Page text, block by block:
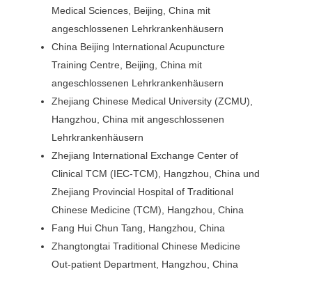
Medical Sciences, Beijing, China mit
angeschlossenen Lehrkrankenhäusern
China Beijing International Acupuncture
Training Centre, Beijing, China mit
angeschlossenen Lehrkrankenhäusern
Zhejiang Chinese Medical University (ZCMU),
Hangzhou, China mit angeschlossenen
Lehrkrankenhäusern
Zhejiang International Exchange Center of
Clinical TCM (IEC-TCM), Hangzhou, China und
Zhejiang Provincial Hospital of Traditional
Chinese Medicine (TCM), Hangzhou, China
Fang Hui Chun Tang, Hangzhou, China
Zhangtongtai Traditional Chinese Medicine
Out-patient Department, Hangzhou, China